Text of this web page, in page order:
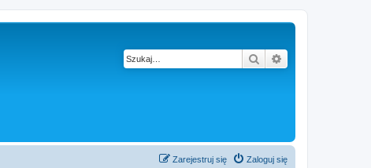
Szukaj
Zaloguj się
Zarejestruj się